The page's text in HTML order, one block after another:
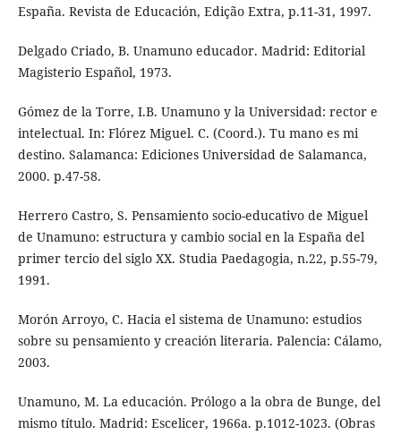
España. Revista de Educación, Edição Extra, p.11-31, 1997.
Delgado Criado, B. Unamuno educador. Madrid: Editorial
Magisterio Español, 1973.
Gómez de la Torre, I.B. Unamuno y la Universidad: rector e
intelectual. In: Flórez Miguel. C. (Coord.). Tu mano es mi
destino. Salamanca: Ediciones Universidad de Salamanca,
2000. p.47-58.
Herrero Castro, S. Pensamiento socio-educativo de Miguel
de Unamuno: estructura y cambio social en la España del
primer tercio del siglo XX. Studia Paedagogia, n.22, p.55-79,
1991.
Morón Arroyo, C. Hacia el sistema de Unamuno: estudios
sobre su pensamiento y creación literaria. Palencia: Cálamo,
2003.
Unamuno, M. La educación. Prólogo a la obra de Bunge, del
mismo título. Madrid: Escelicer, 1966a. p.1012-1023. (Obras